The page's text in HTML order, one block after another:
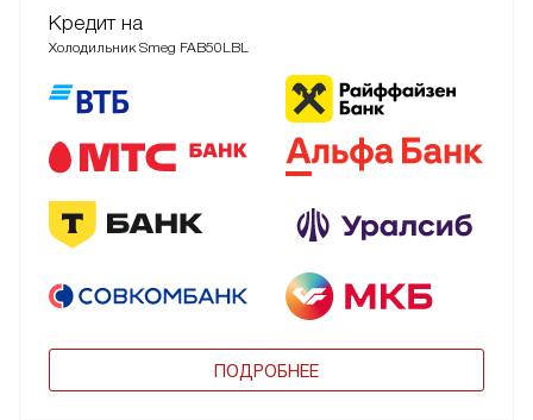
Кредит на
Холодильник Smeg FAB50LBL
ПОДРОБНЕЕ